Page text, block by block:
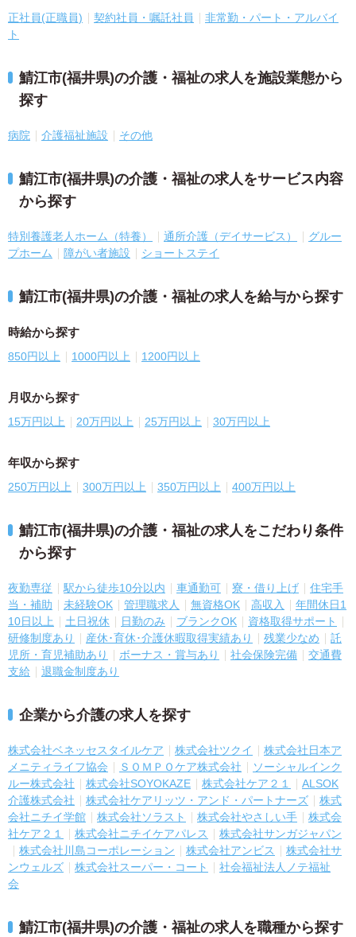
正社員(正職員) 契約社員・嘱託社員
非常勤・パート・アルバイ
ト
鯖江市(福井県)の介護・福祉の求人を施設業態から
探す
病院 介護福祉施設 その他
鯖江市(福井県)の介護・福祉の求人をサービス内容
から探す
特別養護老人ホーム（特養） 通所介護（デイサービス）
グルー
プホーム
障がい者施設 ショートステイ
鯖江市(福井県)の介護・福祉の求人を給与から探す
時給から探す
850円以上 1000円以上 1200円以上
月収から探す
15万円以上 20万円以上 25万円以上 30万円以上
年収から探す
250万円以上 300万円以上 350万円以上 400万円以上
鯖江市(福井県)の介護・福祉の求人をこだわり条件
から探す
夜勤専従 駅から徒歩10分以内 車通勤可 寮・借り上げ
住宅手
当・補助
未経験OK 管理職求人 無資格OK 高収入
年間休日1
10日以上
土日祝休 日勤のみ ブランクOK
資格取得サポート
研修制度あり
産休･育休･介護休暇取得実績あり 残業少なめ
託
児所・育児補助あり
ボーナス・賞与あり 社会保険完備
交通費
支給
退職金制度あり
企業から介護の求人を探す
株式会社ベネッセスタイルケア 株式会社ツクイ
株式会社日本ア
メニティライフ協会
ＳＯＭＰＯケア株式会社
ソーシャルインク
ルー株式会社
株式会社SOYOKAZE 株式会社ケア２１
ALSOK
介護株式会社
株式会社ケアリッツ・アンド・パートナーズ
株式
会社ニチイ学館
株式会社ソラスト 株式会社やさしい手
株式会
社ケア２１
株式会社ニチイケアパレス
株式会社サンガジャパン
株式会社川島コーポレーション
株式会社アンビス
株式会社サ
ンウェルズ
株式会社スーパー・コート
社会福祉法人ノテ福祉
会
鯖江市(福井県)の介護・福祉の求人を職種から探す